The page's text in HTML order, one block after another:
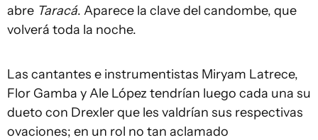
abre Taracá. Aparece la clave del candombe, que
volverá toda la noche.
Las cantantes e instrumentistas Miryam Latrece,
Flor Gamba y Ale López tendrían luego cada una su
dueto con Drexler que les valdrían sus respectivas
ovaciones; en un rol no tan aclamado